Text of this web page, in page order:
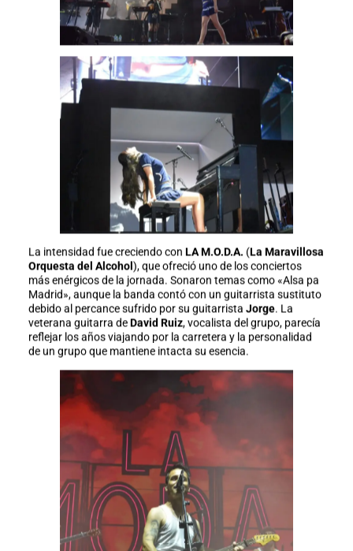
La intensidad fue creciendo con LA M.O.D.A. (La Maravillosa
Orquesta del Alcohol ), que ofreció uno de los conciertos
más enérgicos de la jornada. Sonaron temas como «Alsa pa
Madrid», aunque la banda contó con un guitarrista sustituto
debido al percance sufrido por su guitarrista Jorge. La
veterana guitarra de David Ruiz, vocalista del grupo, parecía
reflejar los años viajando por la carretera y la personalidad
de un grupo que mantiene intacta su esencia.